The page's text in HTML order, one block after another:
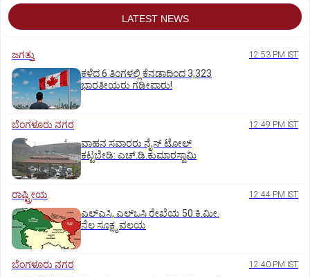
LATEST NEWS
ಜಗತ್ತು 12:53 PM IST
ಕಳೆದ 6 ತಿಂಗಳಲ್ಲಿ ಕೆನಡಾದಿಂದ 3,323
ಭಾರತೀಯರು ಗಡೀಪಾರು!
ಬೆಂಗಳೂರು ನಗರ 12:49 PM IST
ವಾಹನ ಸವಾರರು ನೈಸ್‌ ಟೋಲ್‌
ಕಟ್ಟಬೇಡಿ: ಎಚ್‌.ಡಿ.ಕುಮಾರಸ್ವಾಮಿ
ರಾಷ್ಟ್ರೀಯ 12:44 PM IST
ಎಲ್‌ಎಸಿ, ಎಲ್‌ಒಸಿ ರೇಖೆಯ 50 ಕಿ.ಮೀ.
ನೆಲ ಸೂಕ್ಷ್ಮ ವಲಯ
ಬೆಂಗಳೂರು ನಗರ 12:40 PM IST